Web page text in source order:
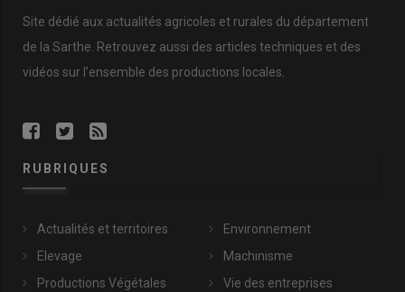
Site dédié aux actualités agricoles et rurales du département
de la Sarthe. Retrouvez aussi des articles techniques et des
vidéos sur l’ensemble des productions locales.
RUBRIQUES
Actualités et territoires
Elevage
Productions Végétales
Environnement
Machinisme
Vie des entreprises